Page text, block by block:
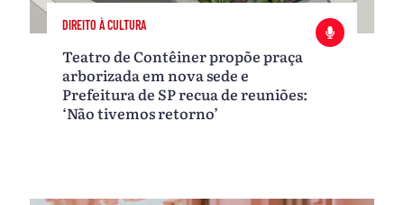
DIREITO À CULTURA
Teatro de Contêiner propõe praça
arborizada em nova sede e
Prefeitura de SP recua de reuniões:
‘Não tivemos retorno’